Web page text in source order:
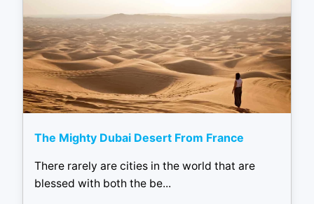
The Mighty Dubai Desert From France
There rarely are cities in the world that are
blessed with both the be...